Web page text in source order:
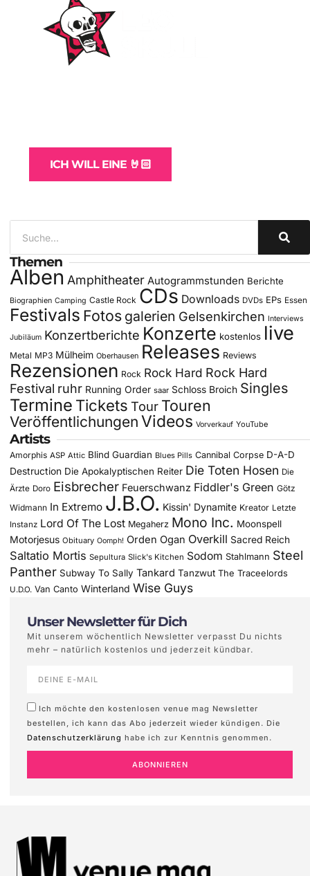
ICH WILL EINE 🤘🏻
Themen
Alben Amphitheater Autogrammstunden Berichte
Biographien Camping Castle Rock CDs Downloads DVDs EPs Essen
Festivals Fotos galerien Gelsenkirchen Interviews
Jubiläum Konzertberichte Konzerte kostenlos live
Metal MP3 Mülheim Oberhausen Releases Reviews
Rezensionen Rock Rock Hard Rock Hard
Festival ruhr Running Order saar Schloss Broich Singles
Termine Tickets Tour Touren
Veröffentlichungen Videos Vorverkauf YouTube
Artists
Amorphis ASP Attic Blind Guardian Blues Pills Cannibal Corpse D-A-D
Destruction Die Apokalyptischen Reiter Die Toten Hosen Die
Ärzte Doro Eisbrecher Feuerschwanz Fiddler's Green Götz
Widmann In Extremo J.B.O. Kissin' Dynamite Kreator Letzte
Instanz Lord Of The Lost Megaherz Mono Inc. Moonspell
Motorjesus Obituary Oomph! Orden Ogan Overkill Sacred Reich
Saltatio Mortis Sepultura Slick's Kitchen Sodom Stahlmann Steel
Panther Subway To Sally Tankard Tanzwut The Traceelords
U.D.O. Van Canto Winterland Wise Guys
Unser Newsletter für Dich
Mit unserem wöchentlich Newsletter verpasst Du nichts
mehr – natürlich kostenlos und jederzeit kündbar.
Ich möchte den kostenlosen venue mag Newsletter
bestellen, ich kann das Abo jederzeit wieder kündigen. Die
Datenschutzerklärung habe ich zur Kenntnis genommen.
ABONNIEREN